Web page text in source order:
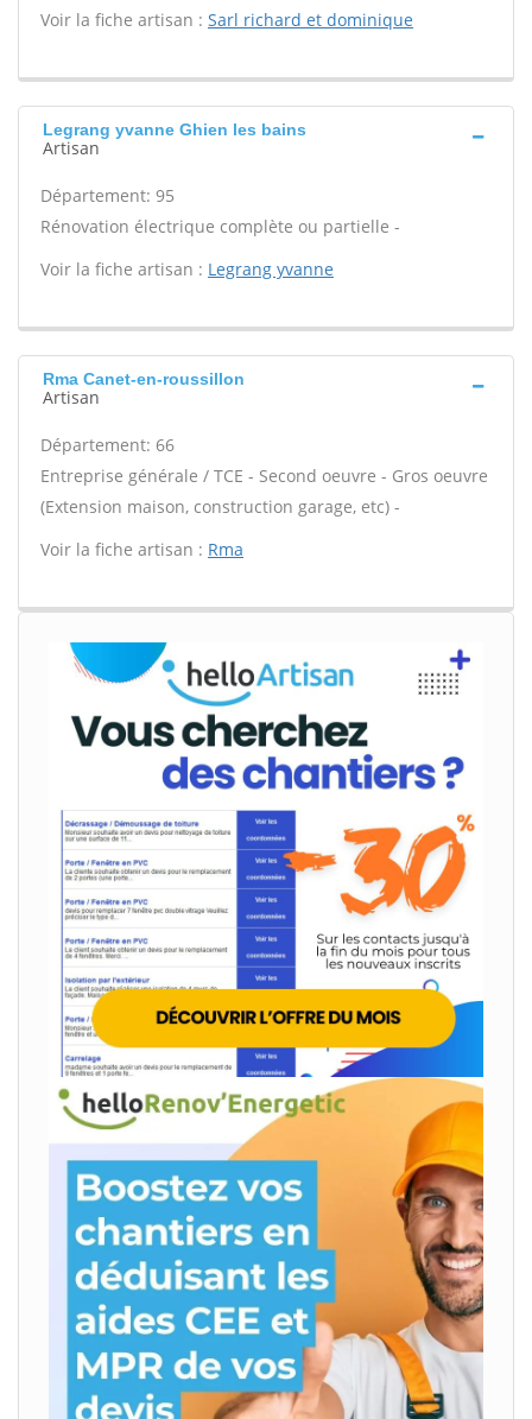
Voir la fiche artisan : Sarl richard et dominique
Legrang yvanne Ghien les bains
Artisan
Département: 95
Rénovation électrique complète ou partielle -
Voir la fiche artisan : Legrang yvanne
Rma Canet-en-roussillon
Artisan
Département: 66
Entreprise générale / TCE - Second oeuvre - Gros oeuvre
(Extension maison, construction garage, etc) -
Voir la fiche artisan : Rma